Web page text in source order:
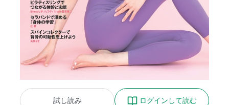
試し読み
ログインして読む